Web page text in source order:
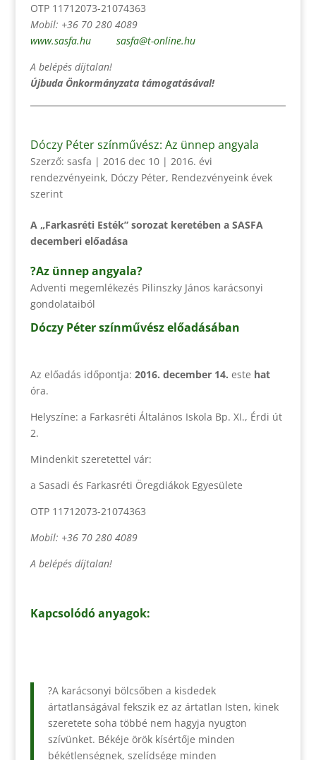
OTP 11712073-21074363
Mobil: +36 70 280 4089
www.sasfa.hu
sasfa@t-online.hu
A belépés díjtalan!
Újbuda Önkormányzata támogatásával!
Dóczy Péter színművész: Az ünnep angyala
Szerző: sasfa | 2016 dec 10| 2016. évi
rendezvényeink, Dóczy Péter, Rendezvényeink évek
szerint
A „Farkasréti Esték” sorozat keretében a SASFA
decemberi előadása
?Az ünnep angyala?
Adventi megemlékezés Pilinszky János karácsonyi
gondolataiból
Dóczy Péter színművész előadásában
Az előadás időpontja: 2016. december 14. este hat
óra.
Helyszíne: a Farkasréti Általános Iskola Bp. XI., Érdi út
2.
Mindenkit szeretettel vár:
a Sasadi és Farkasréti Öregdiákok Egyesülete
OTP 11712073-21074363
Mobil: +36 70 280 4089
A belépés díjtalan!
Kapcsolódó anyagok:
?A karácsonyi bölcsőben a kisdedek
ártatlanságával fekszik ez az ártatlan Isten, kinek
szeretete soha többé nem hagyja nyugton
szívünket. Békéje örök kísértője minden
békétlenségnek, szelídsége minden